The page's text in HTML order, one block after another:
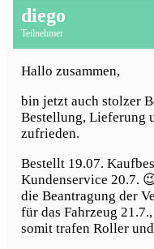
diego
Teilnehmer
Hallo zusammen,
bin jetzt auch stolzer
Bestellung, Lieferung
zufrieden.
Bestellt 19.07.
Kundenservice 20.7.
die Beantragung der
für das Fahrzeug
somit trafen Roller